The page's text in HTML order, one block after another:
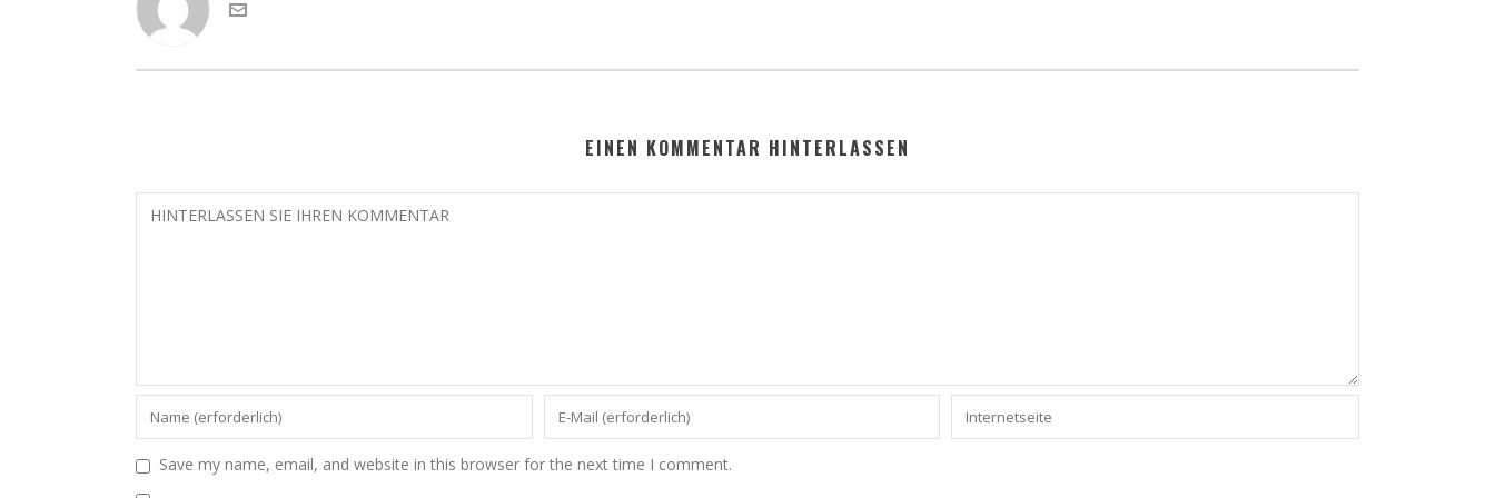
EINEN KOMMENTAR HINTERLASSEN
Save my name, email, and website in this browser for the next time I comment.